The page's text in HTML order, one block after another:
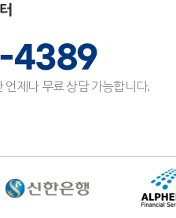
4389
언제나 무료 상담 가능합니다.